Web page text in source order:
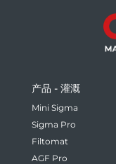
产品 - 灌溉
Mini Sigma
Sigma Pro
Filtomat
AGF Pro